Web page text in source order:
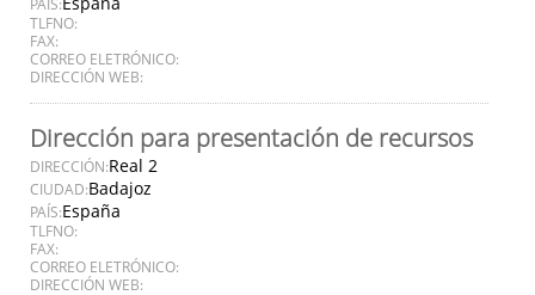
PAÍS:
TLFNO:
FAX:
CORREO ELETRÓNICO:
DIRECCIÓN WEB:
Dirección para presentación de recursos
DIRECCIÓN:Real 2
CIUDAD:Badajoz
PAÍS:España
TLFNO:
FAX:
CORREO ELETRÓNICO:
DIRECCIÓN WEB: